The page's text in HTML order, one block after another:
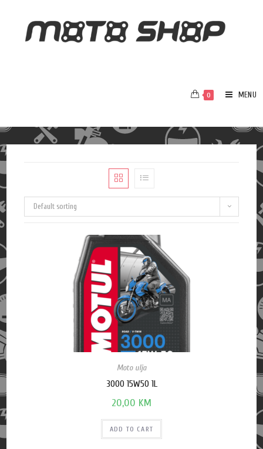
0 MENU
Default sorting
Moto ulja
3000 15W50 1L
20,00 KM
ADD TO CART